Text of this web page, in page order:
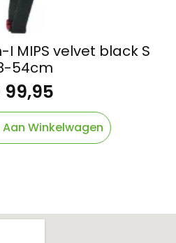
MIPS velvet black S
54cm
99,95
Winkelwagen